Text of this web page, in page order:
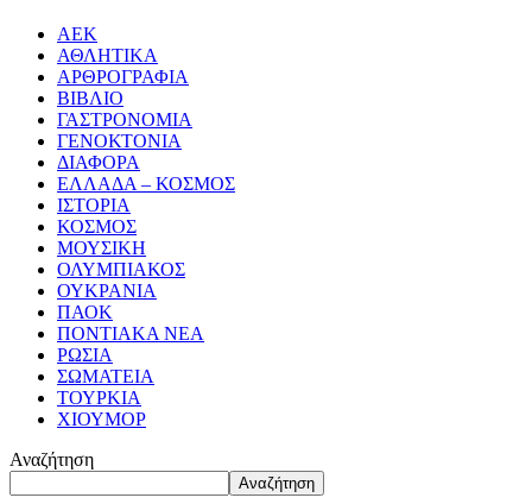
ΑΕΚ
ΑΘΛΗΤΙΚΑ
ΑΡΘΡΟΓΡΑΦΙΑ
ΒΙΒΛΙΟ
ΓΑΣΤΡΟΝΟΜΙΑ
ΓΕΝΟΚΤΟΝΙΑ
ΔΙΑΦΟΡΑ
ΕΛΛΑΔΑ – ΚΟΣΜΟΣ
ΙΣΤΟΡΙΑ
ΚΟΣΜΟΣ
ΜΟΥΣΙΚΗ
ΟΛΥΜΠΙΑΚΟΣ
ΟΥΚΡΑΝΙΑ
ΠΑΟΚ
ΠΟΝΤΙΑΚΑ ΝΕΑ
ΡΩΣΙΑ
ΣΩΜΑΤΕΙΑ
ΤΟΥΡΚΙΑ
ΧΙΟΥΜΟΡ
Αναζήτηση
Αναζήτηση